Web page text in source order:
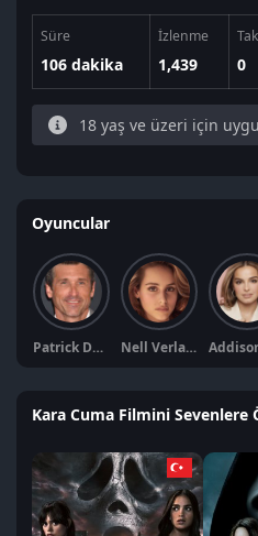
Süre
106 dakika
İzlenme
1,439 0
18 yaş ve üzeri için
Oyuncular
Patrick Dempsey Nell Verlaque
Kara Cuma Filmini Sevenlere